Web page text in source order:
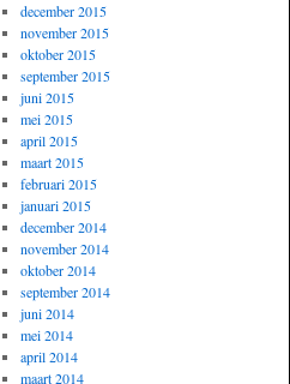
december 2015
november 2015
oktober 2015
september 2015
juni 2015
mei 2015
april 2015
maart 2015
februari 2015
januari 2015
december 2014
november 2014
oktober 2014
september 2014
juni 2014
mei 2014
april 2014
maart 2014